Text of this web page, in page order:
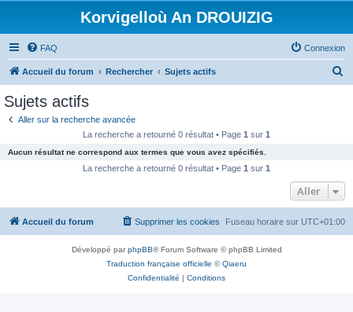
Korvigelloù An DROUIZIG
FAQ Connexion
Accueil du forum Rechercher Sujets actifs
c
e
Sujets actifs
Aller sur la recherche avancée
La recherche a retourné 0 résultat • Page 1 sur 1
Aucun résultat ne correspond aux termes que vous avez spécifiés.
La recherche a retourné 0 résultat • Page 1 sur 1
Aller
Accueil du forum Fuseau horaire sur UTC+01:00
Supprimer les cookies
Développé parphpBB® Forum Software © phpBB Limited
Traduction française officielle ©Qiaeru
Confidentialité | Conditions